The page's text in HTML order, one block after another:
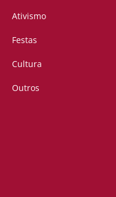
Ativismo
Festas
Cultura
Outros